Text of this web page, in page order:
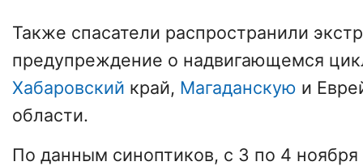
Также спасатели распространили
предупреждение о надвигающемся
Хабаровский край, Магаданскую и
области.
По данным синоптиков, с 3 по 4 ноября